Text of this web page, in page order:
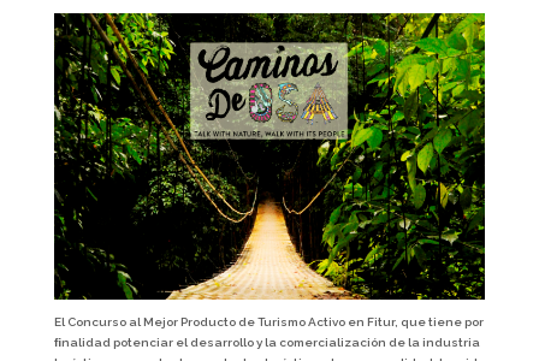
El Concurso al Mejor Producto de Turismo Activo en Fitur, que tiene por
ﬁnalidad potenciar el desarrollo y la comercialización de la industria